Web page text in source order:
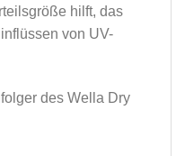
hilft, das
von UV-
des Wella Dry